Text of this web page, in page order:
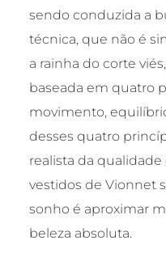
sendo conduzida a
técnica, que não é
a rainha do corte
baseada em quatro
movimento,
desses quatro
realista da qualidade
vestidos de Vionnet
sonho é aproximar
beleza absoluta.